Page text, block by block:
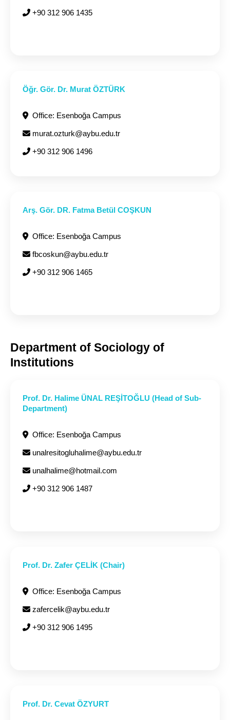
+90 312 906 1435
Öğr. Gör. Dr. Murat ÖZTÜRK
Office: Esenboğa Campus
murat.ozturk@aybu.edu.tr
+90 312 906 1496
Arş. Gör. DR. Fatma Betül COŞKUN
Office: Esenboğa Campus
fbcoskun@aybu.edu.tr
+90 312 906 1465
Department of Sociology of
Institutions
Prof. Dr. Halime ÜNAL REŞİTOĞLU (Head of Sub-
Department)
Office: Esenboğa Campus
unalresitogluhalime@aybu.edu.tr
unalhalime@hotmail.com
+90 312 906 1487
Prof. Dr. Zafer ÇELİK (Chair)
Office: Esenboğa Campus
zafercelik@aybu.edu.tr
+90 312 906 1495
Prof. Dr. Cevat ÖZYURT